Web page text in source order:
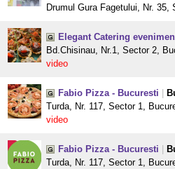
Drumul Gura Fagetului, Nr. 35,
Elegant Catering
Bd.Chisinau, Nr.1, Sector 2,
video
Fabio Pizza - Bucuresti
Turda, Nr. 117, Sector 1,
video
Fabio Pizza - Bucuresti
Turda, Nr. 117, Sector 1,